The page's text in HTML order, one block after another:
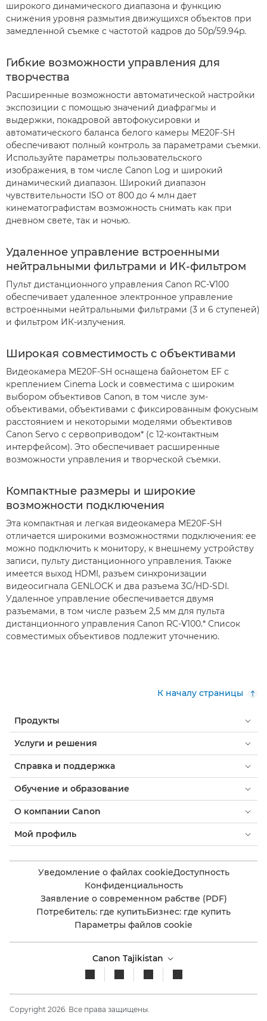
широкого динамического диапазона и функцию
снижения уровня размытия движущихся объектов при
замедленной съемке с частотой кадров до 50p/59.94p.
Гибкие возможности управления для
творчества
Расширенные возможности автоматической настройки
экспозиции с помощью значений диафрагмы и
выдержки, покадровой автофокусировки и
автоматического баланса белого камеры ME20F-SH
обеспечивают полный контроль за параметрами съемки.
Используйте параметры пользовательского
изображения, в том числе Canon Log и широкий
динамический диапазон. Широкий диапазон
чувствительности ISO от 800 до 4 млн дает
кинематографистам возможность снимать как при
дневном свете, так и ночью.
Удаленное управление встроенными
нейтральными фильтрами и ИК-фильтром
Пульт дистанционного управления Canon RC-V100
обеспечивает удаленное электронное управление
встроенными нейтральными фильтрами (3 и 6 ступеней)
и фильтром ИК-излучения.
Широкая совместимость с объективами
Видеокамера ME20F-SH оснащена байонетом EF с
креплением Cinema Lock и совместима с широким
выбором объективов Canon, в том числе зум-
объективами, объективами с фиксированным фокусным
расстоянием и некоторыми моделями объективов
Canon Servo с сервоприводом* (с 12-контактным
интерфейсом). Это обеспечивает расширенные
возможности управления и творческой съемки.
Компактные размеры и широкие
возможности подключения
Эта компактная и легкая видеокамера ME20F-SH
отличается широкими возможностями подключения: ее
можно подключить к монитору, к внешнему устройству
записи, пульту дистанционного управления. Также
имеется выход HDMI, разъем синхронизации
видеосигнала GENLOCK и два разъема 3G/HD-SDI.
Удаленное управление обеспечивается двумя
разъемами, в том числе разъем 2,5 мм для пульта
дистанционного управления Canon RC-V100.* Список
совместимых объективов подлежит уточнению.
К началу страницы
Продукты
Услуги и решения
Справка и поддержка
Обучение и образование
О компании Canon
Мой профиль
Уведомление о файлах cookieДоступность
Конфиденциальность
Заявление о современном рабстве (PDF)
Потребитель: где купитьБизнес: где купить
Параметры файлов cookie
Canon Tajikistan
Copyright 2026. Все права защищены.